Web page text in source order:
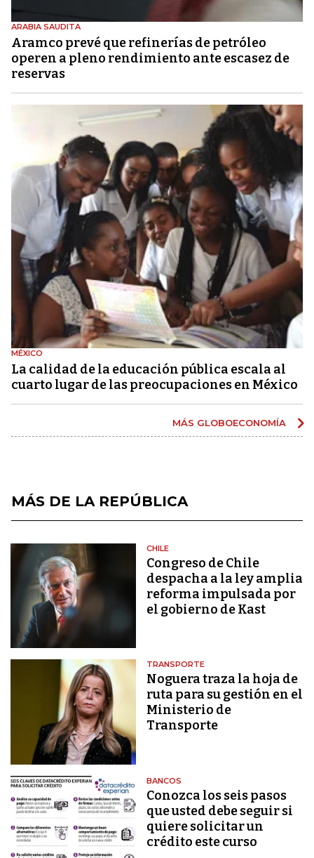
ARABIA SAUDITA
Aramco prevé que refinerías de petróleo
operen a pleno rendimiento ante escasez de
reservas
MÉXICO
La calidad de la educación pública escala al
cuarto lugar de las preocupaciones en México
MÁS GLOBOECONOMÍA
MÁS DE LA REPÚBLICA
CHILE
Congreso de Chile
despacha a la ley amplia
reforma impulsada por
el gobierno de Kast
TRANSPORTE
Noguera traza la hoja de
ruta para su gestión en el
Ministerio de
Transporte
BANCOS
Conozca los seis pasos
que usted debe seguir si
quiere solicitar un
crédito este curso